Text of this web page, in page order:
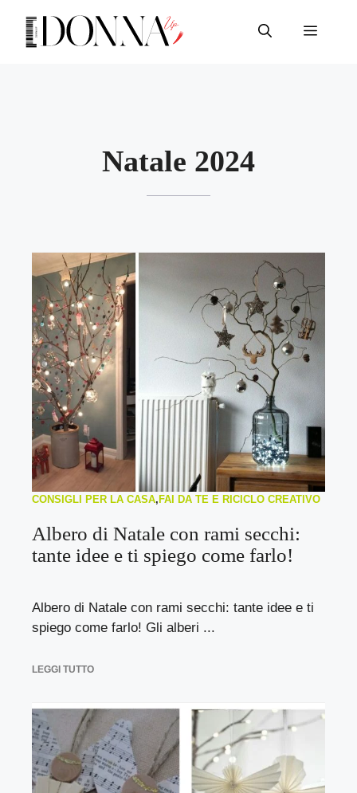
contenuto
Menu
Natale 2024
CONSIGLI PER LA CASA, FAI DA TE E RICICLO CREATIVO
Albero di Natale con rami secchi:
tante idee e ti spiego come farlo!
Albero di Natale con rami secchi: tante idee e ti
spiego come farlo! Gli alberi ...
LEGGI TUTTO